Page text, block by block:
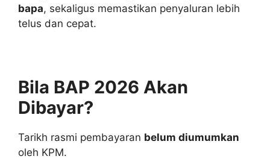
bapa, sekaligus memastikan penyaluran lebih
telus dan cepat.
Bila BAP 2026 Akan
Dibayar?
Tarikh rasmi pembayaran belum diumumkan
oleh KPM.